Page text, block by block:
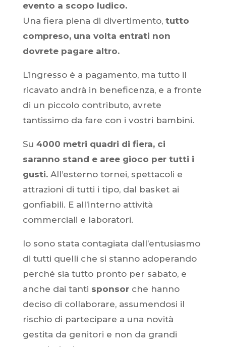
evento a scopo ludico.
Una fiera piena di divertimento, tutto
compreso, una volta entrati non
dovrete pagare altro.
L’ingresso è a pagamento, ma tutto il
ricavato andrà in beneficenza, e a fronte
di un piccolo contributo, avrete
tantissimo da fare con i vostri bambini.
Su 4000 metri quadri di fiera, ci
saranno stand e aree gioco per tutti i
gusti.All’esterno tornei, spettacoli e
attrazioni di tutti i tipo, dal basket ai
gonfiabili. E all’interno attività
commerciali e laboratori.
Io sono stata contagiata dall’entusiasmo
di tutti quelli che si stanno adoperando
perché sia tutto pronto per sabato, e
anche dai tanti sponsorche hanno
deciso di collaborare, assumendosi il
rischio di partecipare a una novità
gestita da genitori e non da grandi